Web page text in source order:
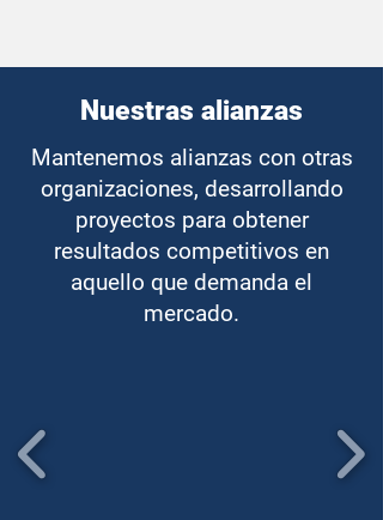
Nuestras alianzas
Mantenemos alianzas con otras
organizaciones, desarrollando
proyectos para obtener
resultados competitivos en
aquello que demanda el
mercado.